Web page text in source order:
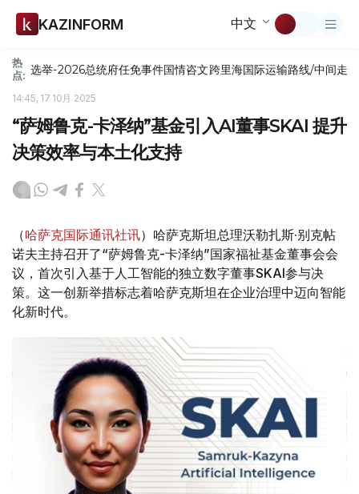
KAZINFORM 中文
热
点: 选举-2026总统府任免事件国情咨文跨里海国际运输路线/中间走廊
14:45, 17 10月 2025
“萨姆鲁克-卡泽纳”基金引入AI董事SKAI 提升
决策效率与本土化支持
（哈萨克国际通讯社讯）哈萨克斯坦总理沃勒扎斯·别克帖
诺夫主持召开了“萨姆鲁克-卡泽纳”国家福祉基金董事会会
议，首次引入基于人工智能的独立数字董事SKAI参与决
策。这一创新举措标志着哈萨克斯坦在企业治理中迈向智能
化新时代。